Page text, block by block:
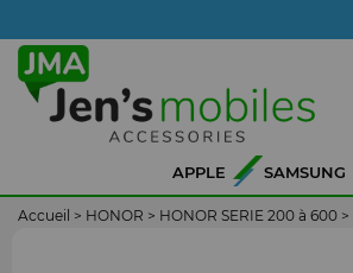
APPLE SAMSUNG
Accueil > HONOR > HONOR SERIE 200 à 600 >